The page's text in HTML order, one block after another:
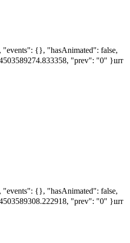
{}, "hasAnimated": false,
"prev": "0" }шт
{}, "hasAnimated": false,
"prev": "0" }шт